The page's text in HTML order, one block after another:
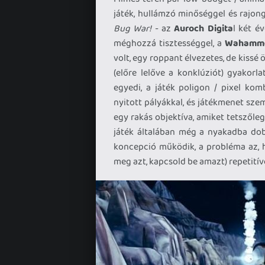
játék, hullámzó minőséggel és
Bug War!- azAuroch Digital két
méghozzá tisztességgel, a
volt, egy roppant élvezetes, de kissé
(előre lelőve a konklúziót)
egyedi, a játék poligon / pixel
nyitott pályákkal, és játékmenet
egy rakás objektíva, amiket
játék általában még a nyakadba
koncepció működik, a probléma
meg azt, kapcsold be amazt)